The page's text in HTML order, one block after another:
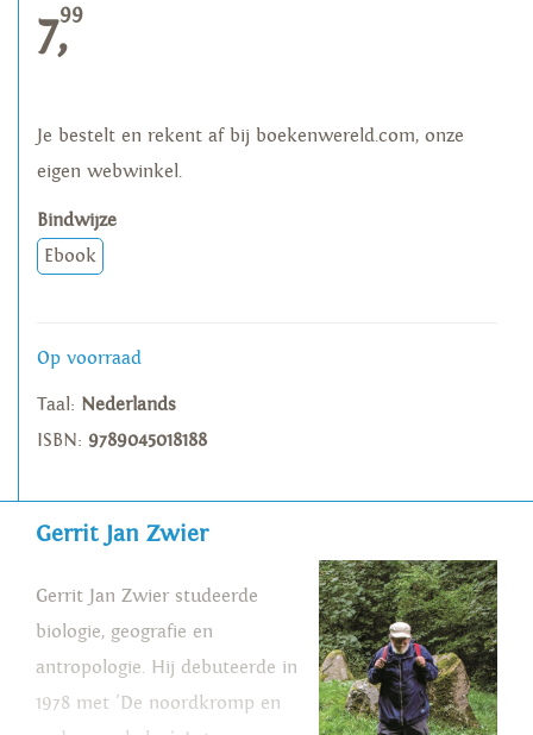
7,99
Je bestelt en rekent af bij boekenwereld.com, onze
eigen webwinkel.
Bindwijze
Ebook
Op voorraad
Taal: Nederlands
ISBN: 9789045018188
Gerrit Jan Zwier
Gerrit Jan Zwier studeerde
biologie, geografie en
antropologie. Hij debuteerde in
1978 met 'De noordkromp en